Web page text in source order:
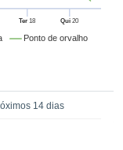
Ponto de orvalho
Ter 18 Qui 20
14 dias